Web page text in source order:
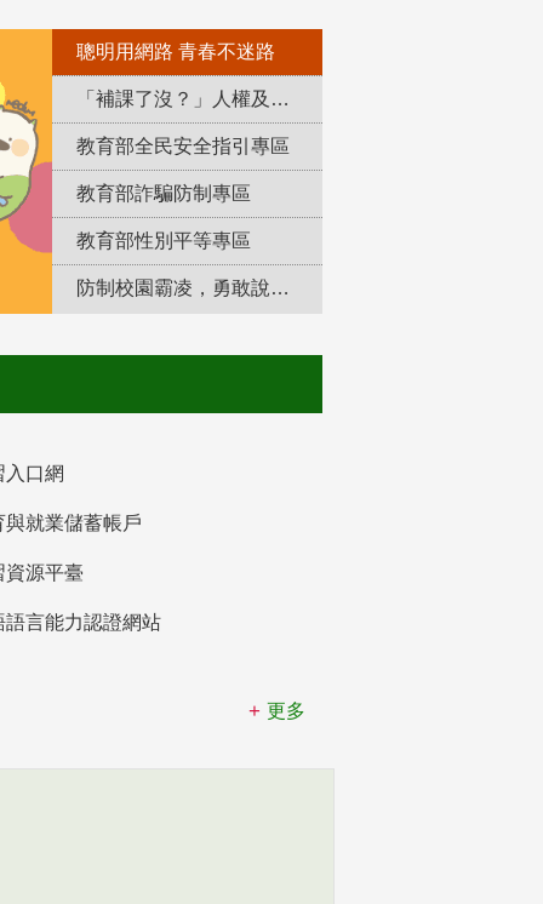
聰明用網路 青春不迷路
「補課了沒？」人權及轉型正義教育專區
教育部全民安全指引專區
教育部詐騙防制專區
教育部性別平等專區
防制校園霸凌，勇敢說出來！
入口網
與就業儲蓄帳戶
資源平臺
語言能力認證網站
更多